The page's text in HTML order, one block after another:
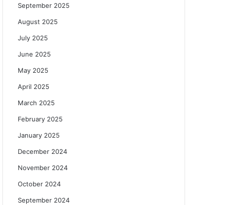
September 2025
August 2025
July 2025
June 2025
May 2025
April 2025
March 2025
February 2025
January 2025
December 2024
November 2024
October 2024
September 2024